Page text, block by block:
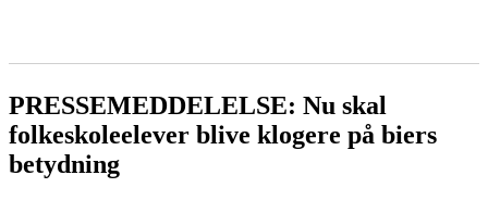
PRESSEMEDDELELSE: Nu skal
folkeskoleelever blive klogere på biers
betydning